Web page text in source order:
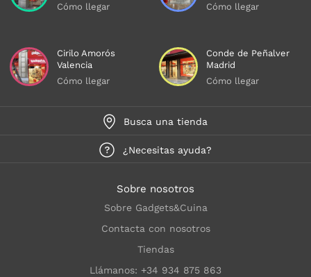
Cómo llegar
Cómo llegar
Cirilo Amorós
Valencia
Cómo llegar
Conde de Peñalver
Madrid
Cómo llegar
Busca una tienda
¿Necesitas ayuda?
Sobre nosotros
Sobre Gadgets&Cuina
Contacta con nosotros
Tiendas
Llámanos: +34 934 875 863